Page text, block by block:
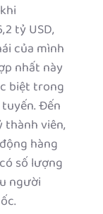
tỷ USD,
của mình
nhất này
biệt trong
Đến
thành viên,
hàng
số lượng
người